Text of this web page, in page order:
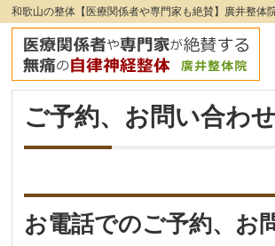
和歌山の整体【医療関係者や専門家も絶賛】廣井整体
ご予約、お問い合わせ
お電話でのご予約、お